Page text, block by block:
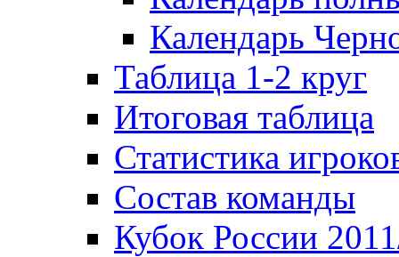
Календарь
Таблица 1-2 круг
Итоговая таблица
Статистика
Состав команды
Кубок России